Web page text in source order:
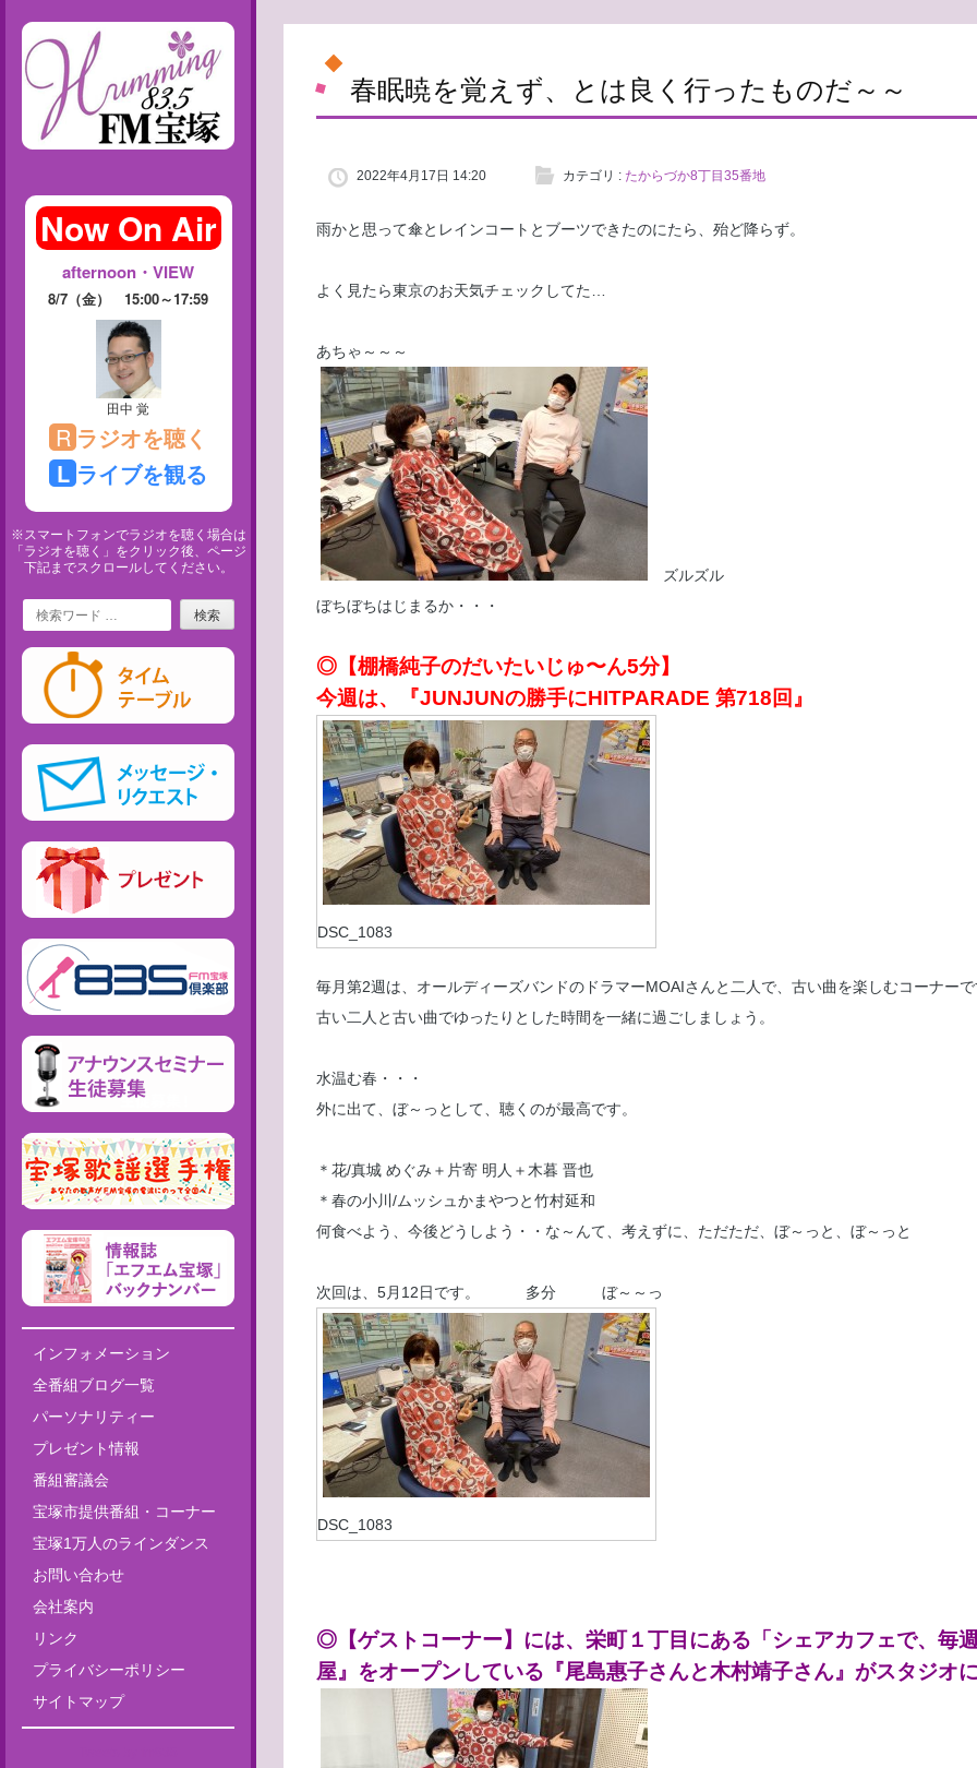
※スマートフォンでラジオを聴く場合は
「ラジオを聴く」をクリック後、ページ
下記までスクロールしてください。
Search
インフォメーション
全番組ブログ一覧
パーソナリティー
プレゼント情報
番組審議会
宝塚市提供番組・コーナー
宝塚1万人のラインダンス
お問い合わせ
会社案内
リンク
プライバシーポリシー
サイトマップ
春眠暁を覚えず、とは良く行ったものだ～～
2022年4月17日 14:20 カテゴリ : たからづか8丁目35番地
雨かと思って傘とレインコートとブーツできたのにたら、殆ど降らず。
よく見たら東京のお天気チェックしてた…
あちゃ～～～
ズルズル
ぼちぼちはじまるか・・・
◎【棚橋純子のだいたいじゅ〜ん5分】
今週は、『JUNJUNの勝手にHITPARADE 第718回』
DSC_1083
毎月第2週は、オールディーズバンドのドラマーMOAIさんと二人で、古い曲を楽しむコーナー
古い二人と古い曲でゆったりとした時間を一緒に過ごしましょう。
水温む春・・・
外に出て、ぼ～っとして、聴くのが最高です。
＊花/真城 めぐみ＋片寄 明人＋木暮 晋也
＊春の小川/ムッシュかまやつと竹村延和
何食べよう、今後どうしよう・・な～んて、考えずに、ただただ、ぼ～っと、ぼ～っと
次回は、5月12日です。 多分 ぼ～～っ
DSC_1083
◎【ゲストコーナー】には、栄町１丁目にある「シェアカフェで、
屋』をオープンしている『尾島惠子さんと木村靖子さん』がスタジオ